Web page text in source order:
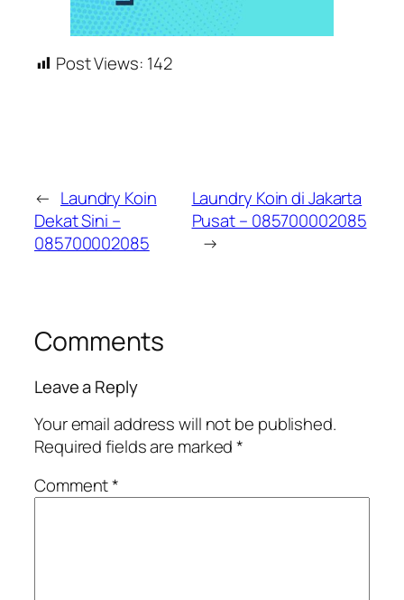
Post Views: 142
← Laundry Koin
Dekat Sini –
085700002085
Laundry Koin di Jakarta
Pusat – 085700002085
→
Comments
Leave a Reply
Your email address will not be published.
Required fields are marked*
Comment*